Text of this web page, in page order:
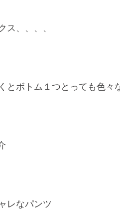
ス、、、、
とボトム１つとっても色々
レなパンツ